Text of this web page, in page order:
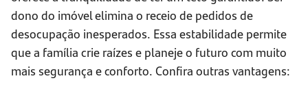
dono do imóvel elimina o receio de pedidos de
desocupação inesperados. Essa estabilidade permite
que a família crie raízes e planeje o futuro com muito
mais segurança e conforto. Confira outras vantagens: